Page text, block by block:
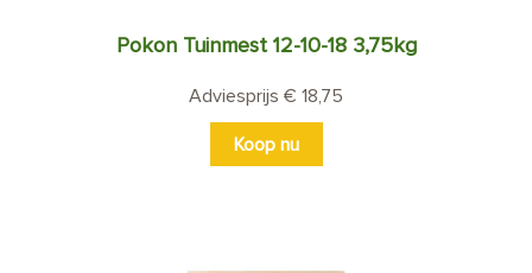
Pokon Tuinmest 12-10-18 3,75kg
Adviesprijs € 18,75
Koop nu